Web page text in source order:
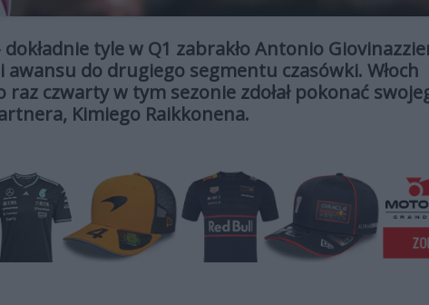
tyle w Q1 zabrakło Antonio
awansu do drugiego segmentu czasówki. Włoch
raz czwarty w tym sezonie zdołał pokonać
Kimiego Raikkonena.